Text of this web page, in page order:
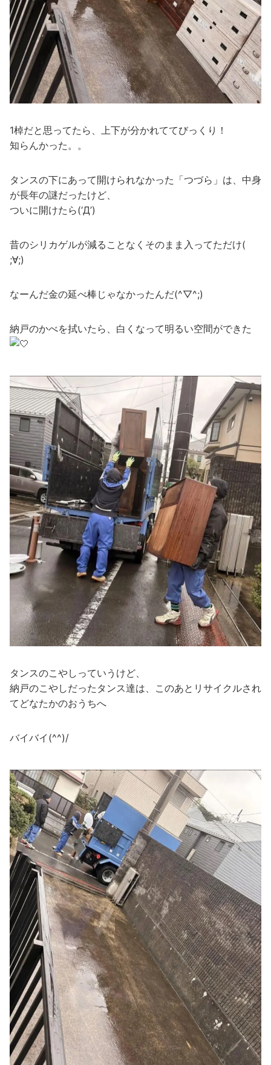
1棹だと思ってたら、上下が分かれててびっくり！
知らんかった。。
タンスの下にあって開けられなかった「つづら」は、中身
が長年の謎だったけど、
ついに開けたら(‘Д’)
昔のシリカゲルが減ることなくそのまま入ってただけ(
;∀;)
なーんだ金の延べ棒じゃなかったんだ(^▽^;)
納戸のかべを拭いたら、白くなって明るい空間ができた
タンスのこやしっていうけど、
納戸のこやしだったタンス達は、このあとリサイクルされ
てどなたかのおうちへ
バイバイ(^^)/